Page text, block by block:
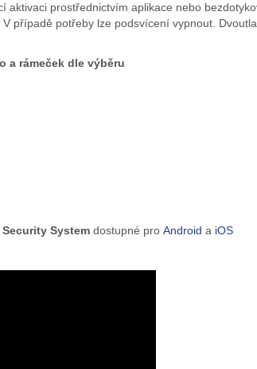
prostřednictvím aplikace nebo
případě potřeby lze podsvícení vypnout.
a rámeček dle výběru
System dostupné pro Android a iOS